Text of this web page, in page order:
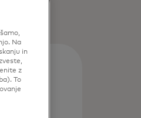
Na
in
z
To